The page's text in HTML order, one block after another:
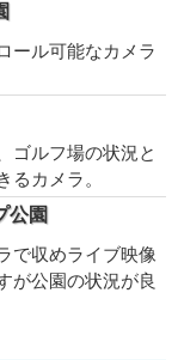
ール可能なカメラ
ゴルフ場の状況と
るカメラ。
公園
で収めライブ映像
が公園の状況が良